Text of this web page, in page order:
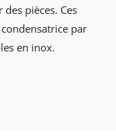
pièces. Ces
par
en inox.